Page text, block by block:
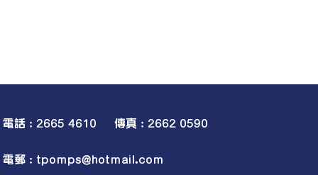
電話 : 2665 4610 傳真 : 2662 0590
電郵 : tpomps@hotmail.com